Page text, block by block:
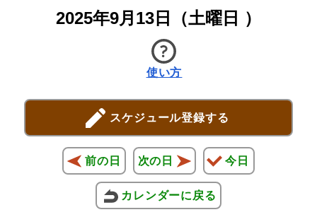
2025年9月13日（土曜日 ）
使い方
スケジュール登録する
前の日 次の日 今日
カレンダーに戻る